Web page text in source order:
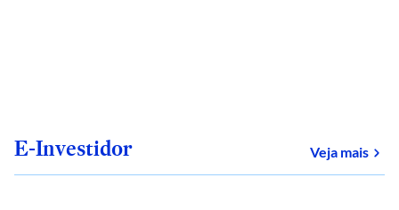
E-Investidor Veja mais